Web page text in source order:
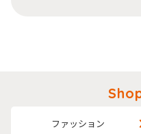
ファッション